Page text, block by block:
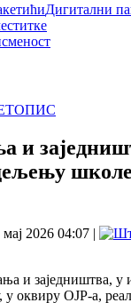
Дигитални
и
2026 04:07 |
и заједништва, у
оквиру ОЈР-а,